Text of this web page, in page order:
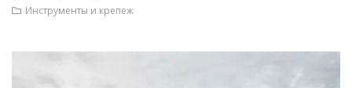
Инструменты и крепеж